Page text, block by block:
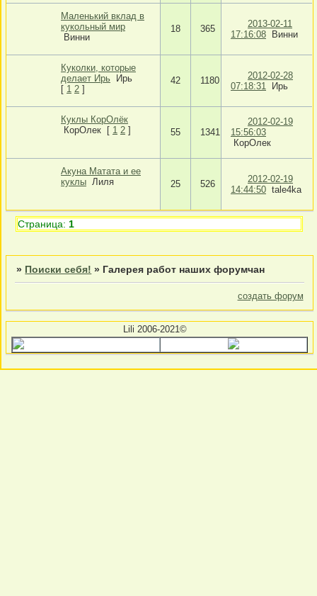
Маленький вклад в
кукольный мир
Винни
18 365
2013-02-11
17:16:08
Винни
Куколки, которые
делает Ирь
Ирь
[ 1 2 ]
42 1180
2012-02-28
07:18:31
Ирь
Куклы КорОлёк
КорОлек
[ 1 2 ] 55 1341
2012-02-19
15:56:03
КорОлек
Акуна Матата и ее
куклы Лиля 25 526
2012-02-19
14:44:50 tale4ka
Страница: 1
» Поиски себя! » Галерея работ наших форумчан
создать форум
Lili 2006-2021©